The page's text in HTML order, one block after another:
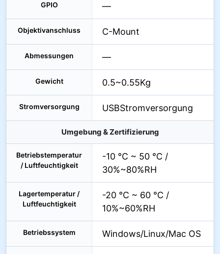
GPIO —
Objektivanschluss C-Mount
Abmessungen —
Gewicht 0.5~0.55Kg
Stromversorgung USBStromversorgung
Umgebung & Zertifizierung
Betriebstemperatur
/ Luftfeuchtigkeit
-10 °C ~ 50 °C /
30%~80%RH
Lagertemperatur /
Luftfeuchtigkeit
-20 °C ~ 60 °C /
10%~60%RH
Betriebssystem Windows/Linux/Mac OS